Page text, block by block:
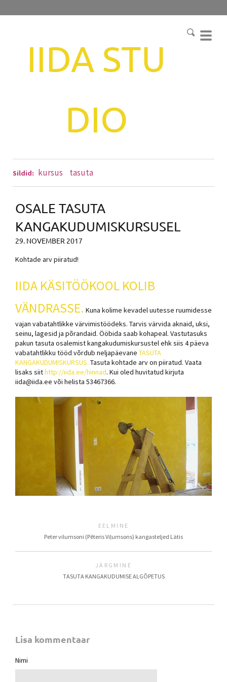
IIDA STU
DIO
Sildid: kursus tasuta
OSALE TASUTA
KANGAKUDUMISKURSUSEL
29. NOVEMBER 2017
Kohtade arv piiratud!
IIDA KÄSITÖÖKOOL KOLIB
VÄNDRASSE. Kuna kolime kevadel uutesse ruumidesse
vajan vabatahtlikke värvimistöödeks. Tarvis värvida aknaid, uksi,
seinu, lagesid ja põrandaid. Ööbida saab kohapeal. Vastutasuks
pakun tasuta osalemist kangakudumiskursustel ehk siis 4 päeva
vabatahtlikku tööd võrdub neljapäevane TASUTA
KANGAKUDUMISKURSUS. Tasuta kohtade arv on piiratud. Vaata
lisaks siithttp://iida.ee/hinnad. Kui oled huvitatud kirjuta
iida@iida.ee või helista 53467366.
EELMINE
Peter vilumsoni (Pēteris Viļumsons) kangasteljed Lätis
JÄRGMINE
TASUTA KANGAKUDUMISE ALGÕPETUS
Lisa kommentaar
Nimi